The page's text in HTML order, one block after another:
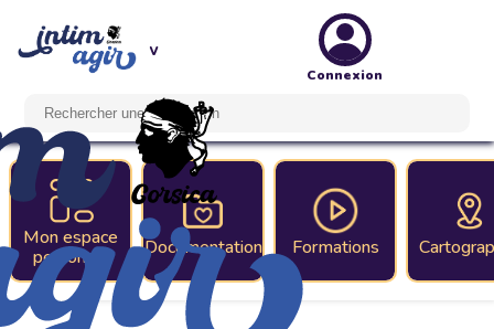
Connexion
Mon espace
personnel
Documentation Formations